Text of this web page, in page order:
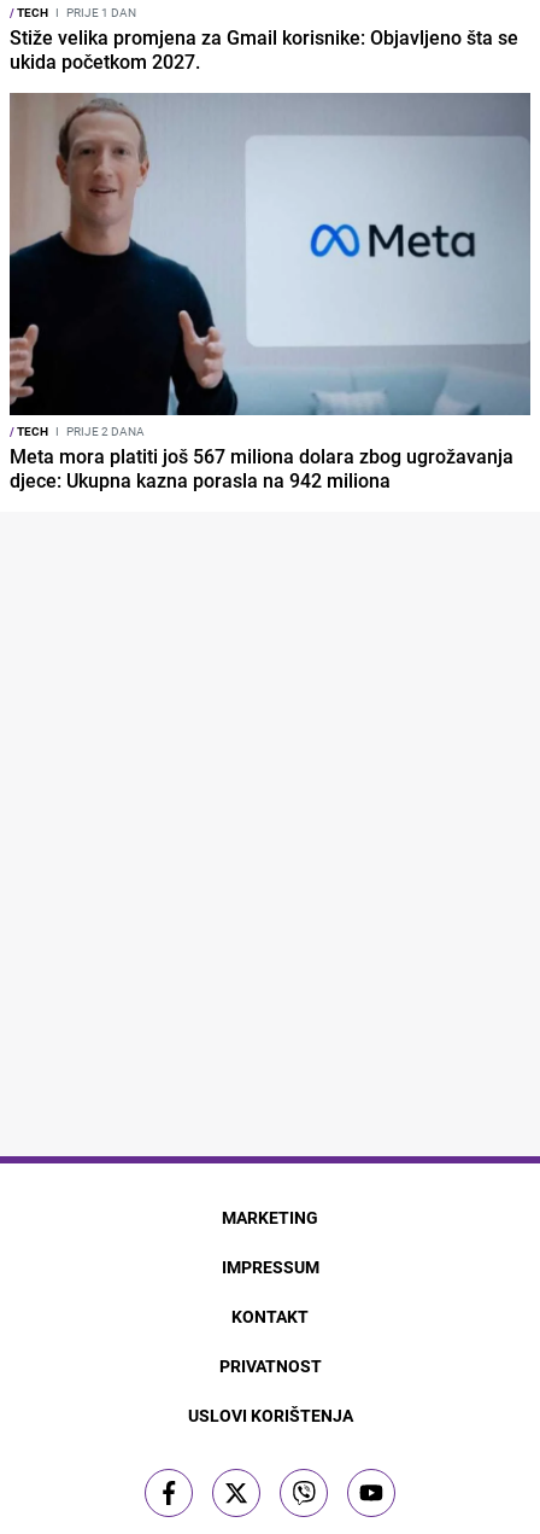
/TECH I PRIJE 1 DAN
Stiže velika promjena za Gmail korisnike: Objavljeno šta se
ukida početkom 2027.
/TECH I PRIJE 2 DANA
Meta mora platiti još 567 miliona dolara zbog ugrožavanja
djece: Ukupna kazna porasla na 942 miliona
MARKETING
IMPRESSUM
KONTAKT
PRIVATNOST
USLOVI KORIŠTENJA